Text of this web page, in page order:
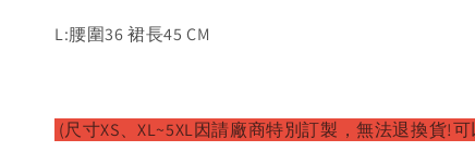
L:腰圍36 裙長45 CM
(尺寸XS、XL~5XL因請廠商特別訂製，無法退換貨!